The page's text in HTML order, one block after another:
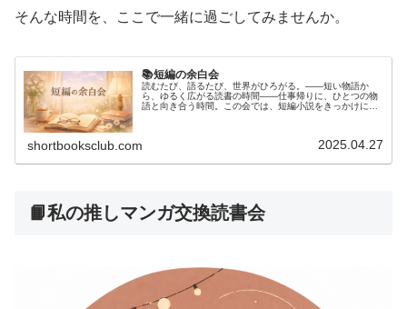
そんな時間を、ここで一緒に過ごしてみませんか。
📚短編の余白会
読むたび、語るたび、世界がひろがる。――短い物語か
ら、ゆるく広がる読書の時間――仕事帰りに、ひとつの物
語と向き合う時間。この会では、短編小説をきっかけに、
shortbooksclub.com 2025.04.27
📙私の推しマンガ交換読書会